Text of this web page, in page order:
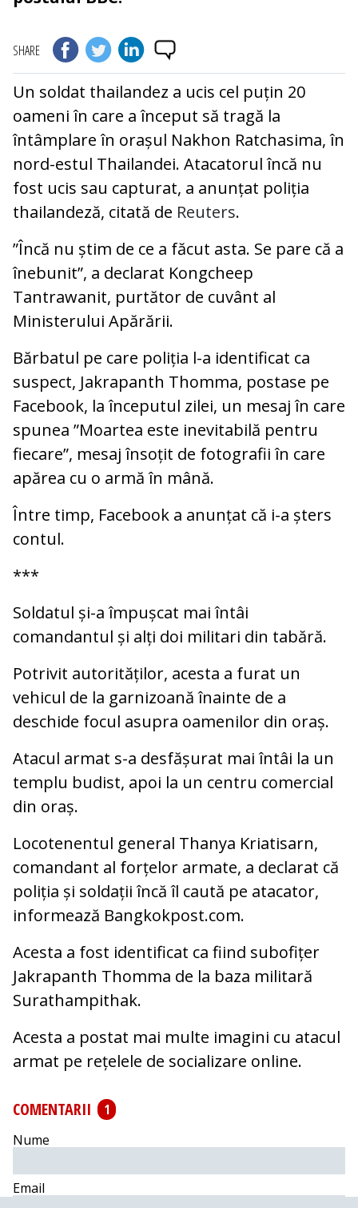
SHARE
Un soldat thailandez a ucis cel puțin 20
oameni în care a început să tragă la
întâmplare în orașul Nakhon Ratchasima, în
nord-estul Thailandei. Atacatorul încă nu
fost ucis sau capturat, a anunțat poliția
thailandeză, citată de Reuters.
”Încă nu știm de ce a făcut asta. Se pare că a
înebunit”, a declarat Kongcheep
Tantrawanit, purtător de cuvânt al
Ministerului Apărării.
Bărbatul pe care poliția l-a identificat ca
suspect, Jakrapanth Thomma, postase pe
Facebook, la începutul zilei, un mesaj în care
spunea ”Moartea este inevitabilă pentru
fiecare”, mesaj însoțit de fotografii în care
apărea cu o armă în mână.
Între timp, Facebook a anunțat că i-a șters
contul.
***
Soldatul și-a împușcat mai întâi
comandantul și alți doi militari din tabără.
Potrivit autorităților, acesta a furat un
vehicul de la garnizoană înainte de a
deschide focul asupra oamenilor din oraș.
Atacul armat s-a desfășurat mai întâi la un
templu budist, apoi la un centru comercial
din oraș.
Locotenentul general Thanya Kriatisarn,
comandant al forțelor armate, a declarat că
poliția și soldații încă îl caută pe atacator,
informează Bangkokpost.com.
Acesta a fost identificat ca fiind subofițer
Jakrapanth Thomma de la baza militară
Surathampithak.
Acesta a postat mai multe imagini cu atacul
armat pe rețelele de socializare online.
COMENTARII
1
Nume
Email